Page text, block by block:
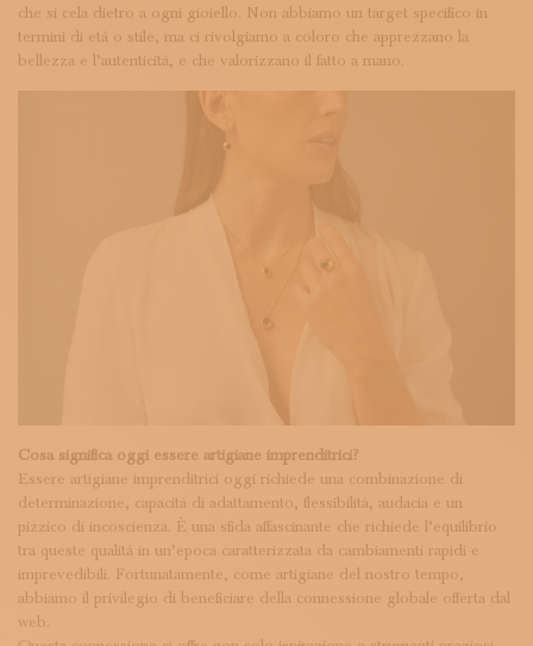
che si cela dietro a ogni gioiello. Non abbiamo un target specifico in
termini di età o stile, ma ci rivolgiamo a coloro che apprezzano la
bellezza e l’autenticità, e che valorizzano il fatto a mano.
Cosa significa oggi essere artigiane imprenditrici?
Essere artigiane imprenditrici oggi richiede una combinazione di
determinazione, capacità di adattamento, flessibilità, audacia e un
pizzico di incoscienza. È una sfida affascinante che richiede l’equilibrio
tra queste qualità in un’epoca caratterizzata da cambiamenti rapidi e
imprevedibili. Fortunatamente, come artigiane del nostro tempo,
abbiamo il privilegio di beneficiare della connessione globale offerta dal
web.